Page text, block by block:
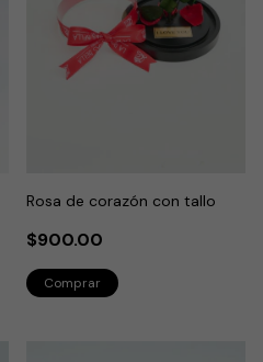
Rosa de corazón con tallo
$900.00